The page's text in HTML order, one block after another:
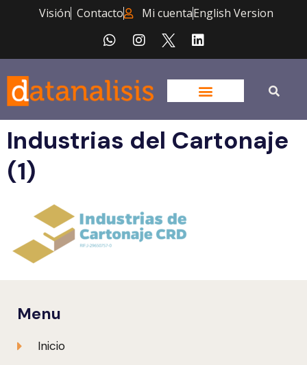
Visión Contacto Mi cuentaEnglish Version
Industrias del Cartonaje
(1)
Menu
Inicio